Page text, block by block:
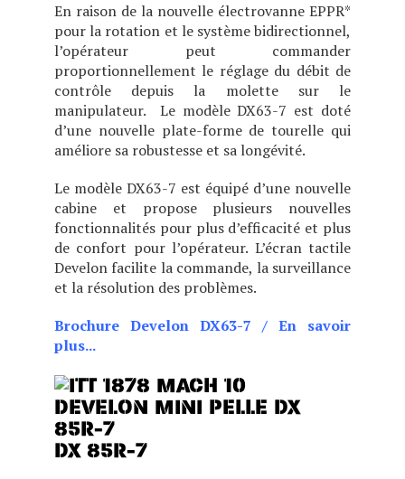
En raison de la nouvelle électrovanne EPPR*
pour la rotation et le système bidirectionnel,
l’opérateur peut commander
proportionnellement le réglage du débit de
contrôle depuis la molette sur le
manipulateur. Le modèle DX63-7 est doté
d’une nouvelle plate-forme de tourelle qui
améliore sa robustesse et sa longévité.
Le modèle DX63-7 est équipé d’une nouvelle
cabine et propose plusieurs nouvelles
fonctionnalités pour plus d’efficacité et plus
de confort pour l’opérateur. L’écran tactile
Develon facilite la commande, la surveillance
et la résolution des problèmes.
Brochure Develon DX63-7 / En savoir
plus...
DX 85R-7